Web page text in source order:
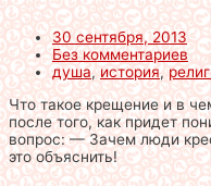
30 сентября, 2013
Без комментариев
душа,история,
Что такое крещение и в
после того, как придет
вопрос: — Зачем люди
это объяснить!